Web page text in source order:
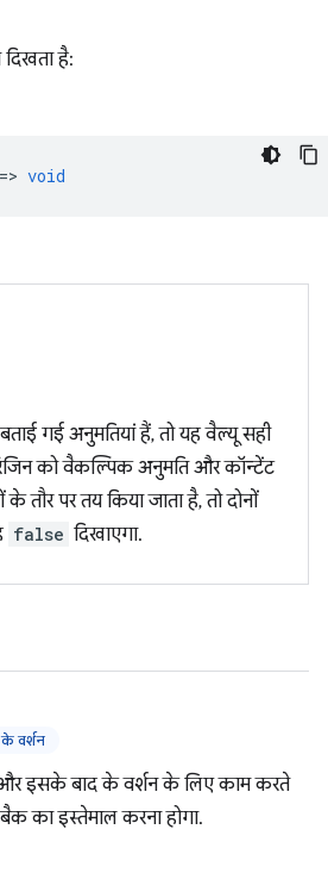
दिखता है:
void
गई अनुमतियां हैं, तो यह वैल्यू सही
को वैकल्पिक अनुमति और कॉन्टेंट
के तौर पर तय किया जाता है, तो दोनों
false दिखाएगा.
वर्शन
और इसके बाद के वर्शन के लिए काम करते
का इस्तेमाल करना होगा.